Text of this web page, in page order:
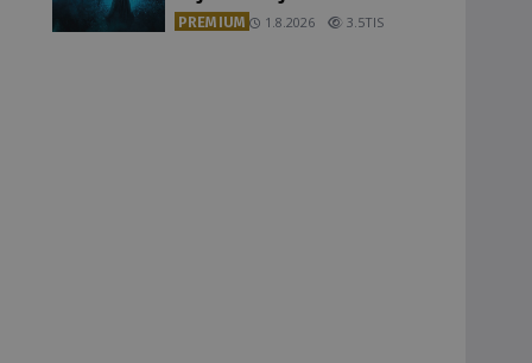
PREMIUM 1.8.2026 3.5TIS